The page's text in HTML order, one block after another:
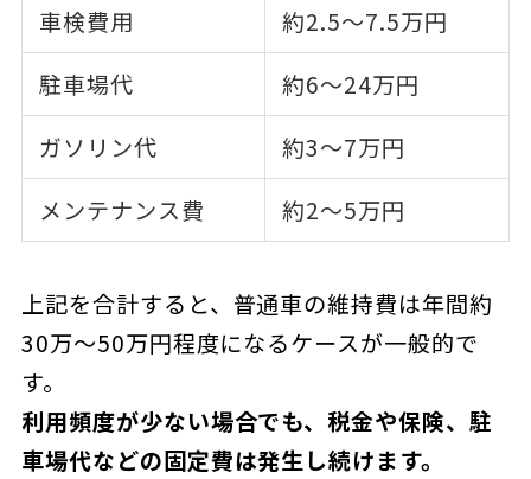
車検費用
約2.5〜7.5万円
駐車場代
約6〜24万円
ガソリン代
約3〜7万円
メンテナンス費
約2〜5万円
上記を合計すると、普通車の維持費は年間約
30万〜50万円程度になるケースが一般的で
す。
利用頻度が少ない場合でも、税金や保険、駐
車場代などの固定費は発生し続けます。